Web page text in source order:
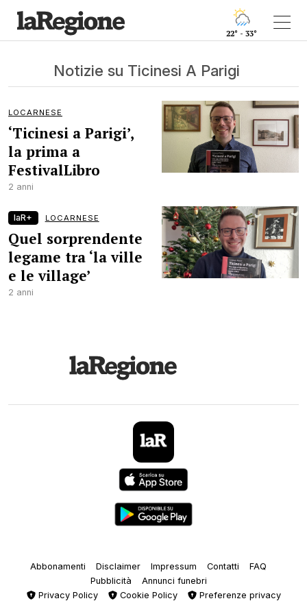
22° - 33°
Notizie su Ticinesi A Parigi
LOCARNESE
‘Ticinesi a Parigi’,
la prima a
FestivalLibro
2 anni
laR+ LOCARNESE
Quel sorprendente
legame tra ‘la ville
e le village’
2 anni
Abbonamenti Disclaimer Impressum Contatti
FAQ
Pubblicità
Annunci funebri
Privacy Policy
Cookie Policy Preferenze privacy